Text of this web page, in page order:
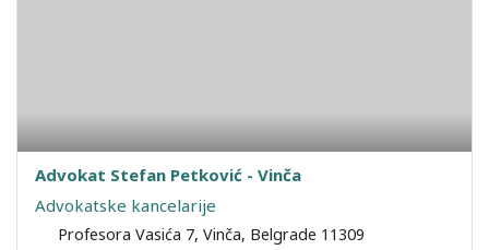
Advokat Stefan Petković - Vinča
Advokatske kancelarije
Profesora Vasića 7, Vinča, Belgrade 11309